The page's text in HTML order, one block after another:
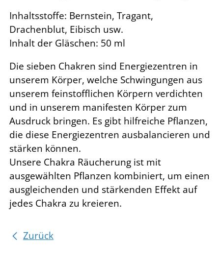
Inhaltsstoffe: Bernstein, Tragant,
Drachenblut, Eibisch usw.
Inhalt der Gläschen: 50 ml
Die sieben Chakren sind Energiezentren in
unserem Körper, welche Schwingungen aus
unserem feinstofflichen Körpern verdichten
und in unserem manifesten Körper zum
Ausdruck bringen. Es gibt hilfreiche Pflanzen,
die diese Energiezentren ausbalancieren und
stärken können.
Unsere Chakra Räucherung ist mit
ausgewählten Pflanzen kombiniert, um einen
ausgleichenden und stärkenden Effekt auf
jedes Chakra zu kreieren.
Zurück